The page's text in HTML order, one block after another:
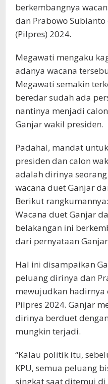
berkembangnya
dan Prabowo
(Pilpres) 2024.
Megawati mengaku
adanya wacana
Megawati semakin
beredar sudah ada
nantinya menjadi
Ganjar wakil presiden.
Padahal, mandat
presiden dan calon
adalah dirinya
wacana duet Ganjar
Berikut
Wacana duet Ganjar
belakangan ini
dari pernyataan
Hal ini disampaikan
peluang dirinya dan
mewujudkan hadirnya
Pilpres 2024. Ganjar
dirinya berduet
mungkin terjadi.
“Kalau politik itu,
KPU, semua peluang
singkat saat ditemui di